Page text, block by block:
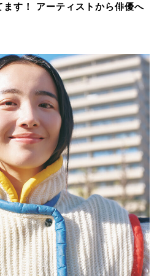
す！ アーティストから俳優へ